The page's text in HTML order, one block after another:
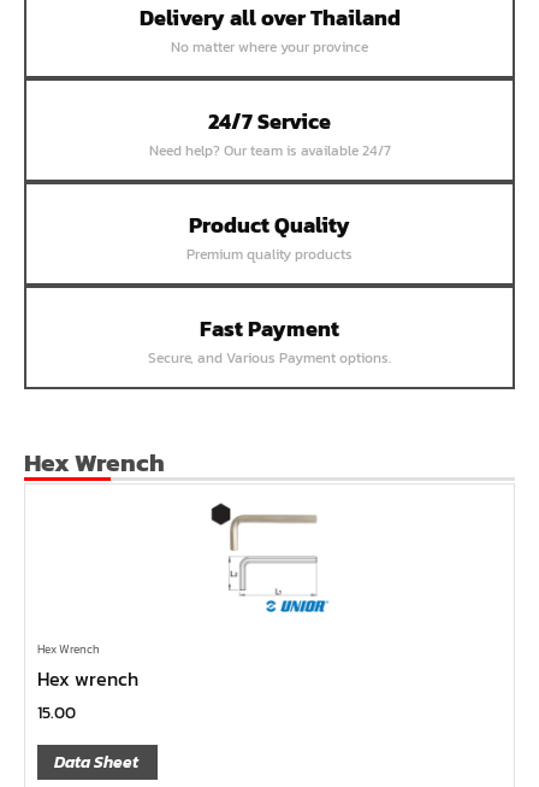
หน้าแปลนเชื่อมบอด SUS304 JEF 10K FF
หน้าแปลนเชื่อมบอด SUS304 JEF 5K FF
หน้าแปลนเชื่อมบอด SUS304 JEF 150P RF
หน้าแปลนสลิปออน SUS304 JEF 300P SORF
หน้าแปลนเชื่อม SUS304 JEF PN40 RF
หน้าแปลนเชื่อม SUS304 JEF PN25 RF
หน้าแปลนเชื่อม SUS304 JEF PN16 RF
หน้าแปลนเชื่อม SUS304 JEF 20K FF
หน้าแปลนเชื่อม SUS304 JEF 300P RF
หน้าแปลนเชื่อม SUS304 JEF 150P RF
หน้าแปลนเหล็กเกลียวใน JEF PN40
หน้าแปลนเหล็กเกลียวใน JEF PN16
หน้าแปลนเหล็กเกลียวใน JEF 10K TR
หน้าแปลนเหล็กเกลียวใน JEF 150P
หน้าแปลนเหล็กสวมเชื่อม JEF SWRF 150P
หน้าแปลนเหล็กคอสูง JEF WNRF 300P
หน้าแปลนเหล็กคอสูง JEF WNRF PN40
Delivery all over Thailand
No matter where your province
24/7 Service
Need help? Our team is available 24/7
Product Quality
Premium quality products
Fast Payment
Secure, and Various Payment options.
Hex Wrench
Hex Wrench
Hex wrench
15.00
Data Sheet